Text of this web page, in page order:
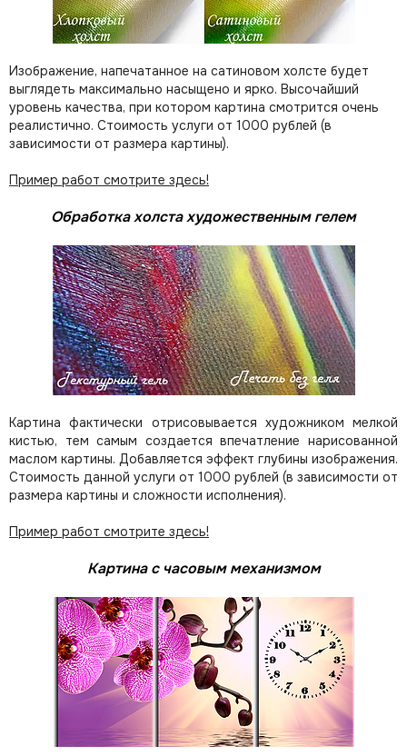
Изображение, напечатанное на сатиновом холсте будет
выглядеть максимально насыщено и ярко. Высочайший
уровень качества, при котором картина смотрится очень
реалистично. Стоимость услуги от 1000 рублей (в
зависимости от размера картины).
Пример работ смотрите здесь!
Обработка холста художественным гелем
Картина фактически отрисовывается художником мелкой
кистью, тем самым создается впечатление нарисованной
маслом картины. Добавляется эффект глубины изображения.
Стоимость данной услуги от 1000 рублей (в зависимости от
размера картины и сложности исполнения).
Пример работ смотрите здесь!
Картина с часовым механизмом